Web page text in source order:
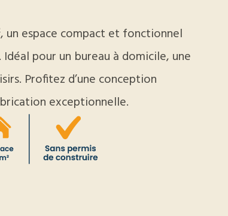
un espace compact et fonctionnel
pour un bureau à domicile, une
Profitez d’une conception
exceptionnelle.